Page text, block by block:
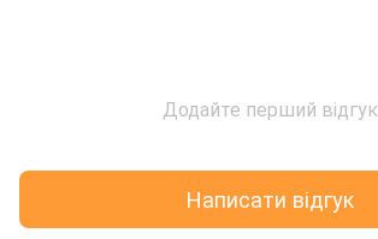
Додайте перший відгук
Написати відгук